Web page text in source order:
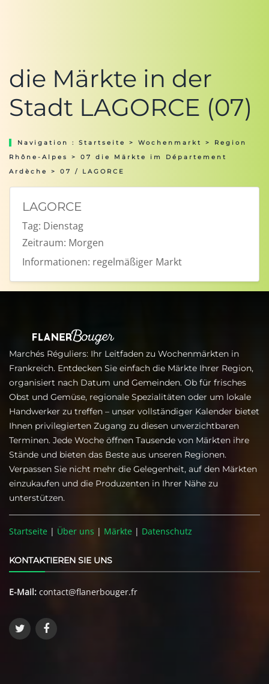
die Märkte in der
Stadt LAGORCE (07)
Navigation : Startseite > Wochenmarkt > Region
Rhône-Alpes
> 07 die Märkte im Département
Ardèche
> 07 / LAGORCE
LAGORCE
Tag: Dienstag
Zeitraum: Morgen
Informationen: regelmäßiger Markt
Marchés Réguliers: Ihr Leitfaden zu Wochenmärkten in
Frankreich. Entdecken Sie einfach die Märkte Ihrer Region,
organisiert nach Datum und Gemeinden. Ob für frisches
Obst und Gemüse, regionale Spezialitäten oder um lokale
Handwerker zu treffen – unser vollständiger Kalender bietet
Ihnen privilegierten Zugang zu diesen unverzichtbaren
Terminen. Jede Woche öffnen Tausende von Märkten ihre
Stände und bieten das Beste aus unseren Regionen.
Verpassen Sie nicht mehr die Gelegenheit, auf den Märkten
einzukaufen und die Produzenten in Ihrer Nähe zu
unterstützen.
Startseite | Über uns | Märkte | Datenschutz
KONTAKTIEREN SIE UNS
E-Mail: contact@flanerbouger.fr